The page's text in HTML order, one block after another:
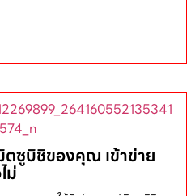
ตซูบิชิของคุณ เข้าข่าย
ม่